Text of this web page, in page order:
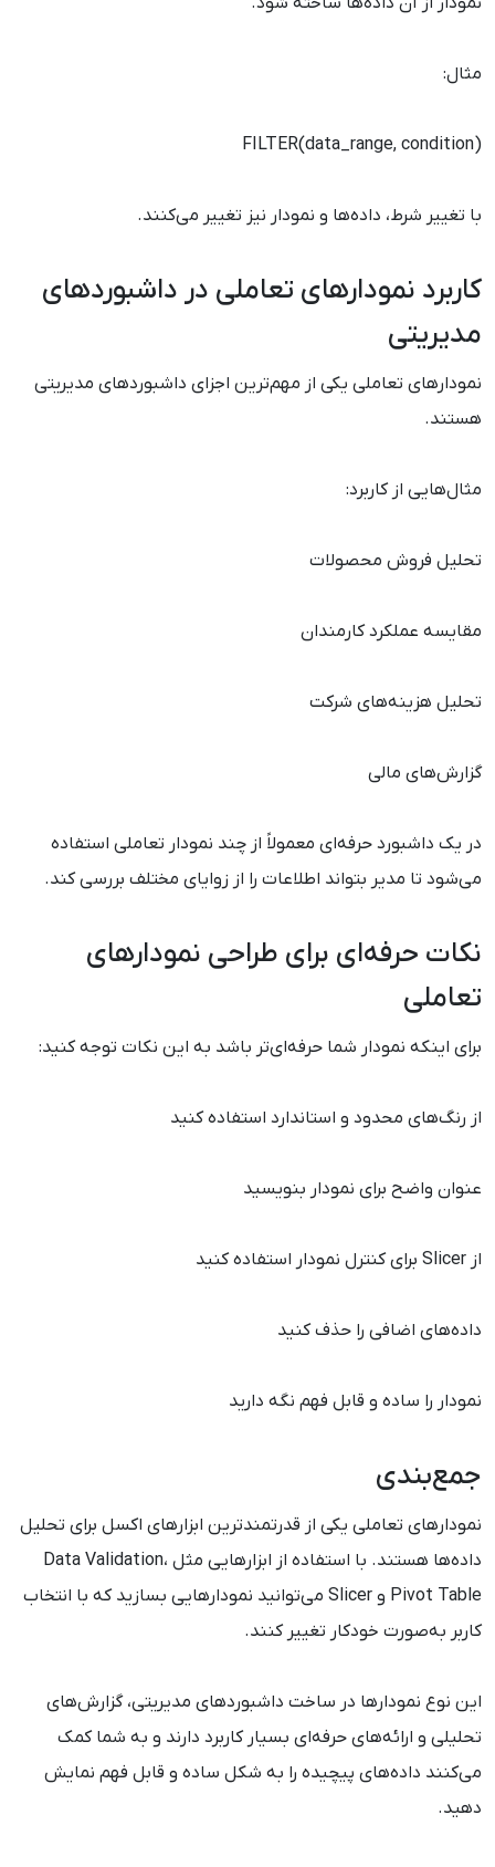
مثال:
FILTER(data_range, condition)
با تغییر شرط، داده‌ها و نمودار نیز تغییر می‌کنند.
کاربرد نمودارهای تعاملی در داشبوردهای
مدیریتی
نمودارهای تعاملی یکی از مهم‌ترین اجزای داشبوردهای مدیریتی
هستند.
مثال‌هایی از کاربرد:
تحلیل فروش محصولات
مقایسه عملکرد کارمندان
تحلیل هزینه‌های شرکت
گزارش‌های مالی
در یک داشبورد حرفه‌ای معمولاً از چند نمودار تعاملی استفاده
می‌شود تا مدیر بتواند اطلاعات را از زوایای مختلف بررسی کند.
نکات حرفه‌ای برای طراحی نمودارهای
تعاملی
برای اینکه نمودار شما حرفه‌ای‌تر باشد به این نکات توجه کنید:
از رنگ‌های محدود و استاندارد استفاده کنید
عنوان واضح برای نمودار بنویسید
از Slicer برای کنترل نمودار استفاده کنید
داده‌های اضافی را حذف کنید
نمودار را ساده و قابل فهم نگه دارید
جمع‌بندی
نمودارهای تعاملی یکی از قدرتمندترین ابزارهای اکسل برای تحلیل
داده‌ها هستند. با استفاده از ابزارهایی مثل Data Validation،
Pivot Table و Slicer می‌توانید نمودارهایی بسازید که با انتخاب
کاربر به‌صورت خودکار تغییر کنند.
این نوع نمودارها در ساخت داشبوردهای مدیریتی، گزارش‌های
تحلیلی و ارائه‌های حرفه‌ای بسیار کاربرد دارند و به شما کمک
می‌کنند داده‌های پیچیده را به شکل ساده و قابل فهم نمایش
دهید.